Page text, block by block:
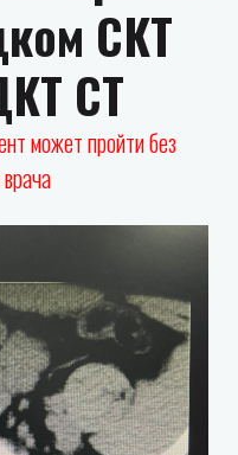
СКТ
CT
может пройти без